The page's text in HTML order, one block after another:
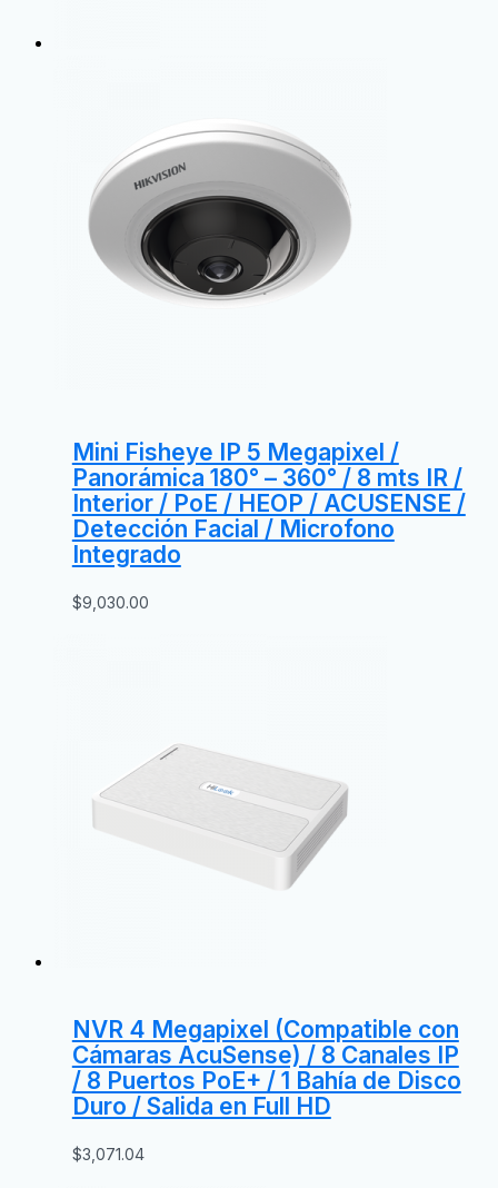
Mini Fisheye IP 5 Megapixel /
Panorámica 180° – 360° / 8 mts IR /
Interior / PoE / HEOP / ACUSENSE /
Detección Facial / Microfono
Integrado
$9,030.00
NVR 4 Megapixel (Compatible con
Cámaras AcuSense) / 8 Canales IP
/ 8 Puertos PoE+ / 1 Bahía de Disco
Duro / Salida en Full HD
$3,071.04